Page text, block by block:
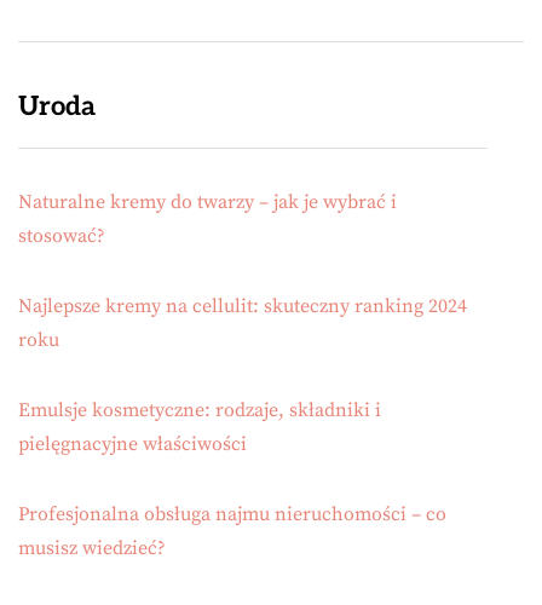
Uroda
Naturalne kremy do twarzy – jak je wybrać i
stosować?
Najlepsze kremy na cellulit: skuteczny ranking 2024
roku
Emulsje kosmetyczne: rodzaje, składniki i
pielęgnacyjne właściwości
Profesjonalna obsługa najmu nieruchomości – co
musisz wiedzieć?